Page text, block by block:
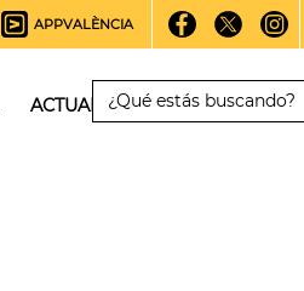
APPVALÈNCIA
ACTUALIDAD